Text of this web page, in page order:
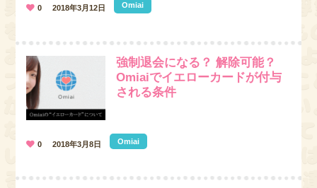
Omiai
0 2018年3月12日
強制退会になる？ 解除可能？
Omiaiでイエローカードが付与
される条件
Omiai
0 2018年3月8日